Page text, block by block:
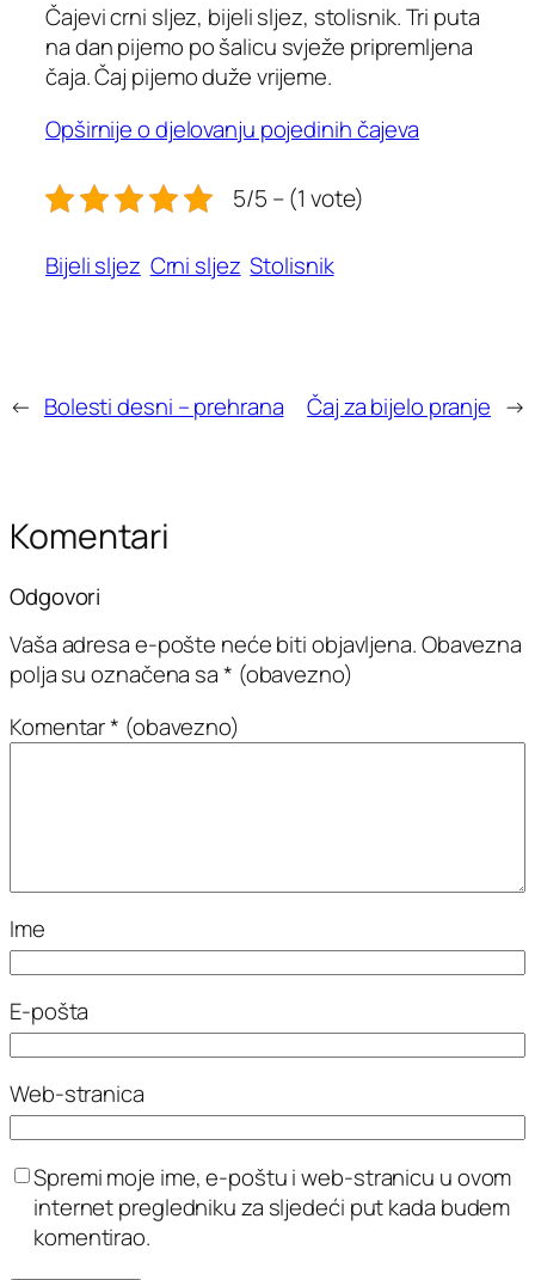
Čajevi crni sljez, bijeli sljez, stolisnik. Tri puta
na dan pijemo po šalicu svježe pripremljena
čaja. Čaj pijemo duže vrijeme.
Opširnije o djelovanju pojedinih čajeva
5/5 – (1 vote)
Bijeli sljez Crni sljez Stolisnik
← Bolesti desni – prehrana Čaj za bijelo pranje →
Komentari
Odgovori
Vaša adresa e-pošte neće biti objavljena.Obavezna
polja su označena sa* (obavezno)
Komentar* (obavezno)
Ime
E-pošta
Web-stranica
Spremi moje ime, e-poštu i web-stranicu u ovom
internet pregledniku za sljedeći put kada budem
komentirao.